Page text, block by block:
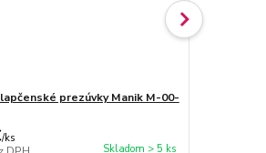
prezúvky Manik M-00-
/ks
Skladom > 5 ks